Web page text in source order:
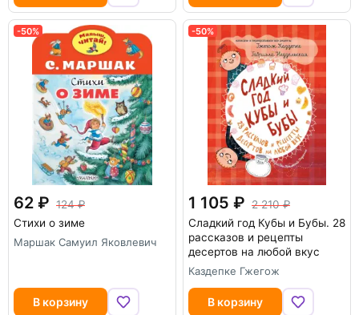
-50%
62
124
Стихи о зиме
Маршак Самуил Яковлевич
В корзину
-50%
1 105
2 210
Сладкий год Кубы и Бубы. 28
рассказов и рецепты
десертов на любой вкус
Каздепке Гжегож
В корзину